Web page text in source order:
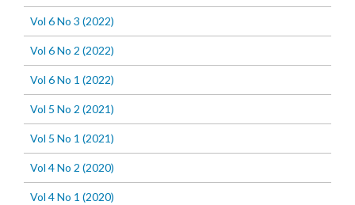
Vol 6 No 3 (2022)
Vol 6 No 2 (2022)
Vol 6 No 1 (2022)
Vol 5 No 2 (2021)
Vol 5 No 1 (2021)
Vol 4 No 2 (2020)
Vol 4 No 1 (2020)